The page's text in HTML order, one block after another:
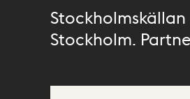
Stockholm.